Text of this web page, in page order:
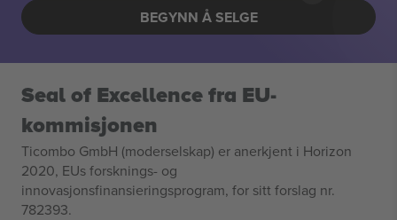
BEGYNN Å SELGE
Seal of Excellence fra EU-
kommisjonen
Ticombo GmbH (moderselskap) er anerkjent i Horizon
2020, EUs forsknings- og
innovasjonsfinansieringsprogram, for sitt forslag nr.
782393.